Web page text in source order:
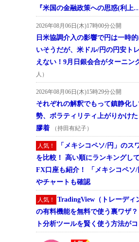
『米国の金融政策への思惑(利上
2026年08月06日(木)17時00分公開
日米協調介入の影響で円は一時
いそうだが、米ドル/円の円安ト
えない！9月日銀会合がターニン
人）
2026年08月06日(木)15時29分公開
それぞれの解釈でもって鎮静化
勢、ボラティリティ上がりかけ
膠着
（持田有紀子）
人気！
「メキシコペソ/円」のス
を比較！ 高い順にランキングし
FX口座も紹介！ 「メキシコペソ
やチャートも確認
人気！
TradingView（トレーディ
の有料機能を無料で使う裏ワザ
ト分析ツールを賢く使う方法がコ